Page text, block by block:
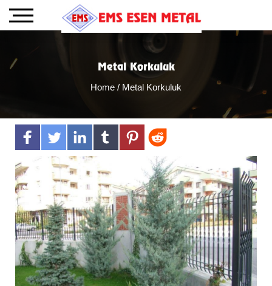
Metal Korkuluk
Home / Metal Korkuluk